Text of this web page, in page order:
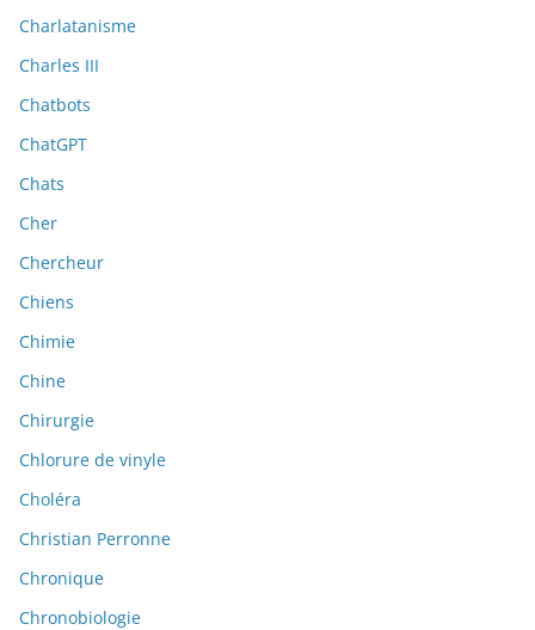
Charlatanisme
Charles III
Chatbots
ChatGPT
Chats
Cher
Chercheur
Chiens
Chimie
Chine
Chirurgie
Chlorure de vinyle
Choléra
Christian Perronne
Chronique
Chronobiologie